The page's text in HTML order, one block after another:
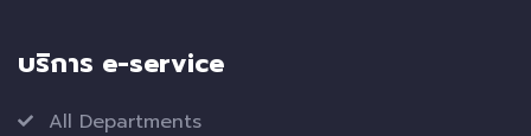
บริการ e-service
All Departments